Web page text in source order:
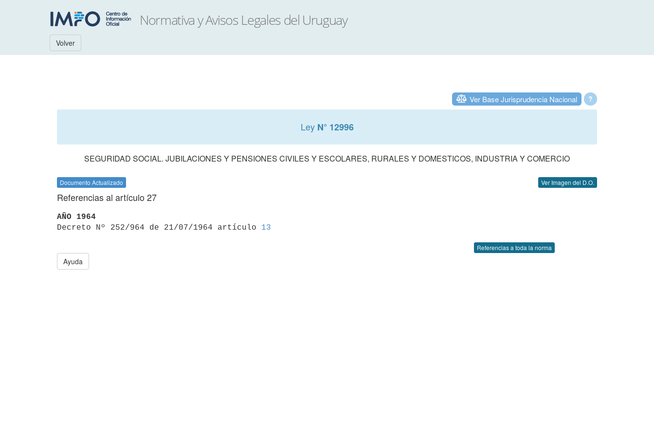
Volver
?
Ver Base Jurisprudencia Nacional
Ley N° 12996
SEGURIDAD SOCIAL. JUBILACIONES Y PENSIONES CIVILES Y ESCOLARES, RURALES Y DOMESTICOS, INDUSTRIA Y COMERCIO
Documento Actualizado Ver Imagen del D.O.
Referencias al artículo 27
AÑO 1964
Decreto Nº 252/964 de 21/07/1964 artículo 13
Referencias a toda la norma
Ayuda